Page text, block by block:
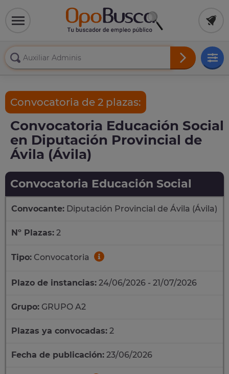
Convocatoria de 2 plazas:
Convocatoria Educación Social
en Diputación Provincial de
Ávila (Ávila)
Convocatoria Educación Social
Convocante: Diputación Provincial de Ávila (Ávila)
Nº Plazas: 2
Tipo: Convocatoria
Plazo de instancias: 24/06/2026 - 21/07/2026
Grupo: GRUPO A2
Plazas ya convocadas: 2
Fecha de publicación: 23/06/2026